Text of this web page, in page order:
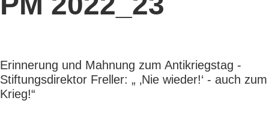
Erinnerung und Mahnung zum Antikriegstag -
Stiftungsdirektor Freller: „ ‚Nie wieder!‘ - auch zum
Krieg!“